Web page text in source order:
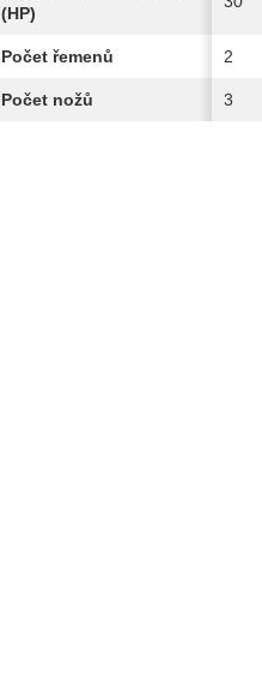
(HP)
Počet řemenů 2
Počet nožů 3